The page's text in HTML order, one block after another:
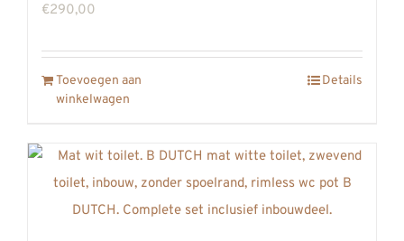
€290,00
Toevoegen aan
winkelwagen
Details